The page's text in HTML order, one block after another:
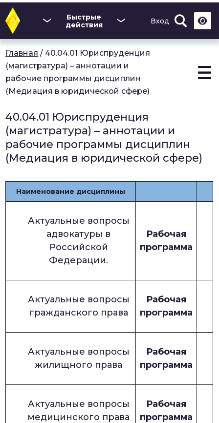
Перейти
основному
содержанию
Быстрые
действия
Вход
Главная / 40.04.01 Юриспруденция
(магистратура) – аннотации и
рабочие программы дисциплин
(Медиация в юридической сфере)
40.04.01 Юриспруденция
(магистратура) – аннотации и
рабочие программы дисциплин
(Медиация в юридической сфере)
Наименование дисциплины
Актуальные вопросы
адвокатуры в
Российской
Федерации.
Рабочая
программа
Актуальные вопросы
гражданского права
Рабочая
программа
Актуальные вопросы
жилищного права
Рабочая
программа
Актуальные вопросы
медицинского права
Рабочая
программа